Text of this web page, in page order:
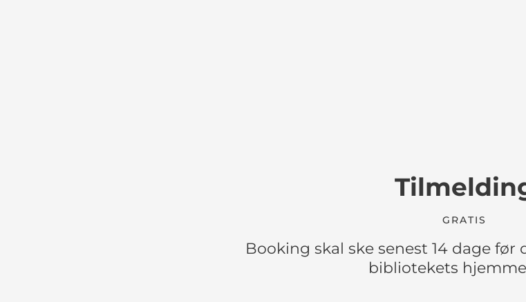
GRATIS
Booking skal ske senest 14 dage før
bibliotekets